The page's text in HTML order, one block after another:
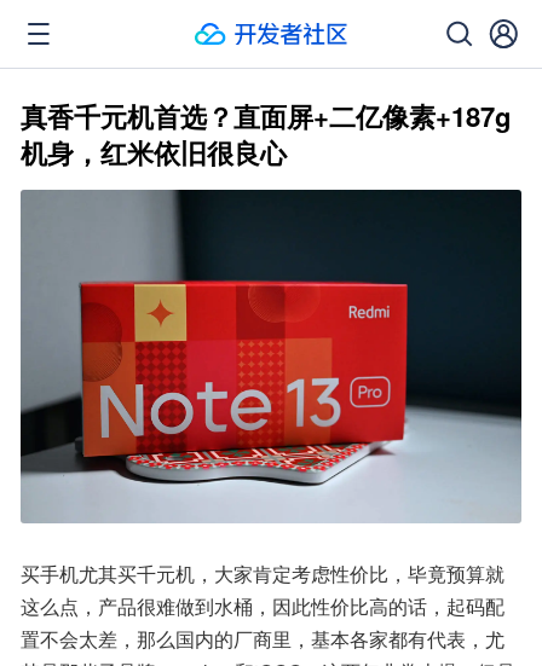
真香千元机首选？直面屏+二亿像素+187g
机身，红米依旧很良心
买手机尤其买千元机，大家肯定考虑性价比，毕竟预算就
这么点，产品很难做到水桶，因此性价比高的话，起码配
置不会太差，那么国内的厂商里，基本各家都有代表，尤